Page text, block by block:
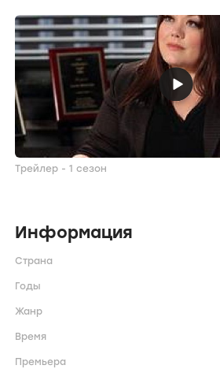
Трейлер - 1 сезон
Информация
Страна
Годы
Жанр
Время
Премьера